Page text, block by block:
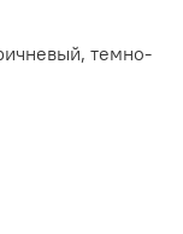
темно-